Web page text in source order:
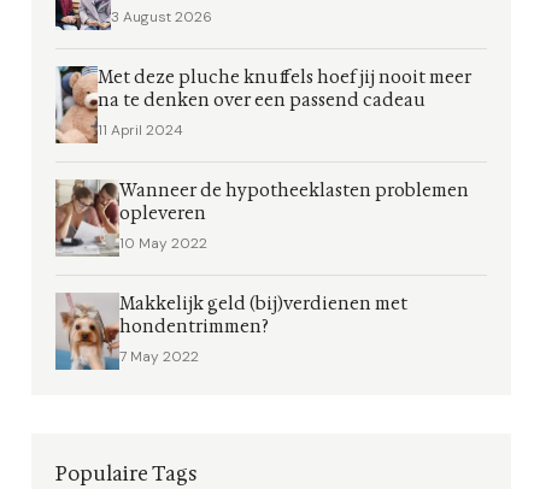
3 August 2026
Met deze pluche knuffels hoef jij nooit meer
na te denken over een passend cadeau
11 April 2024
Wanneer de hypotheeklasten problemen
opleveren
10 May 2022
Makkelijk geld (bij)verdienen met
hondentrimmen?
7 May 2022
Populaire Tags